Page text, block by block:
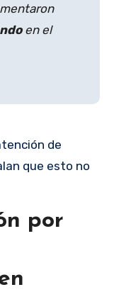
en el
de
que esto no
por